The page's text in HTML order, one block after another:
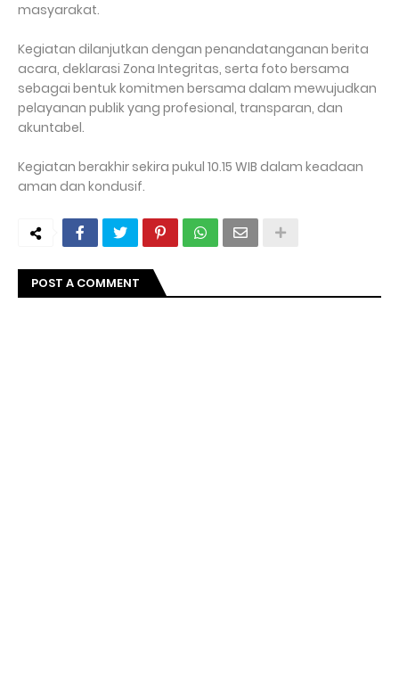
masyarakat.
Kegiatan dilanjutkan dengan penandatanganan berita
acara, deklarasi Zona Integritas, serta foto bersama
sebagai bentuk komitmen bersama dalam mewujudkan
pelayanan publik yang profesional, transparan, dan
akuntabel.
Kegiatan berakhir sekira pukul 10.15 WIB dalam keadaan
aman dan kondusif.
POST A COMMENT